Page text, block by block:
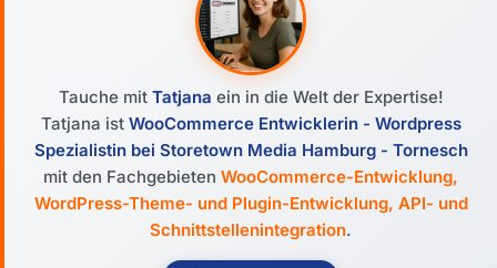
Tauche mit Tatjana ein in die Welt der Expertise!
Tatjana ist WooCommerce Entwicklerin - Wordpress
Spezialistin bei Storetown Media Hamburg - Tornesch
mit den Fachgebieten WooCommerce-Entwicklung,
WordPress-Theme- und Plugin-Entwicklung, API- und
Schnittstellenintegration.